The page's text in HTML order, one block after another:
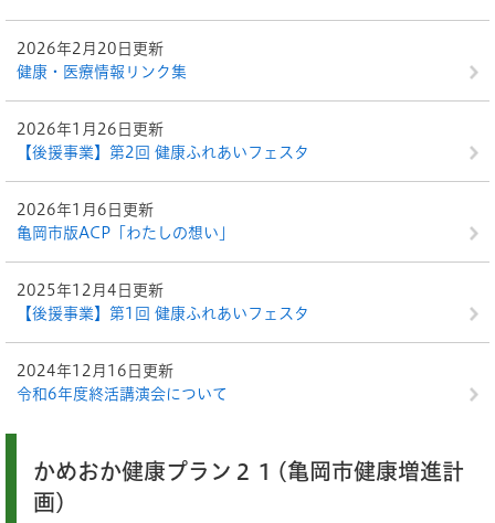
2026年2月20日更新
健康・医療情報リンク集
2026年1月26日更新
【後援事業】第2回 健康ふれあいフェスタ
2026年1月6日更新
亀岡市版ACP「わたしの想い」
2025年12月4日更新
【後援事業】第1回 健康ふれあいフェスタ
2024年12月16日更新
令和6年度終活講演会について
かめおか健康プラン２１(亀岡市健康増進計
画)